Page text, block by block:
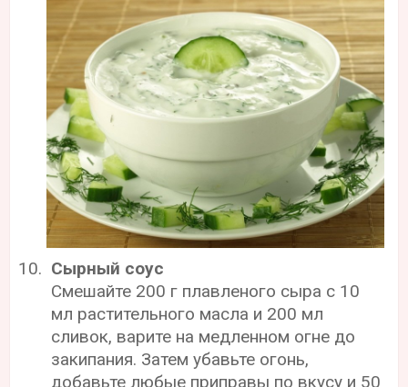
Сырный соус
Смешайте 200 г плавленого сыра с 10
мл растительного масла и 200 мл
сливок, варите на медленном огне до
закипания. Затем убавьте огонь,
добавьте любые приправы по вкусу и 50